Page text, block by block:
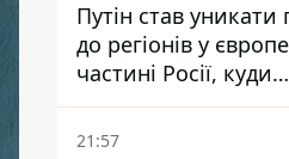
Путін став уникати
до регіонів у
частині Росії, куди
регулярно
21:57